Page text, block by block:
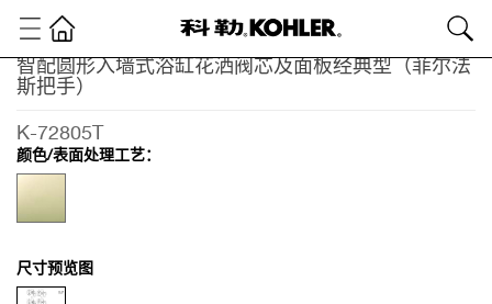
智配圆形入墙式浴缸花洒阀芯及面板经典型（菲尔法
斯把手）
K-72805T
颜色/表面处理工艺：
尺寸预览图